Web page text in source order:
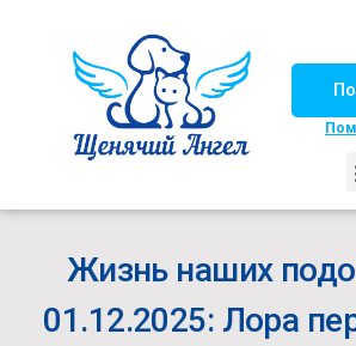
Жизнь наших
01.12.2025: Лора